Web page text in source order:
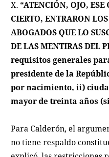
X. “ATENCIÓN, OJO, ESE
CIERTO, ENTRARON
ABOGADOS QUE LO
DE LAS MENTIRAS DEL
requisitos generales
presidente de la
por nacimiento, ii)
mayor de treinta años
Para Calderón, el
no tiene respaldo